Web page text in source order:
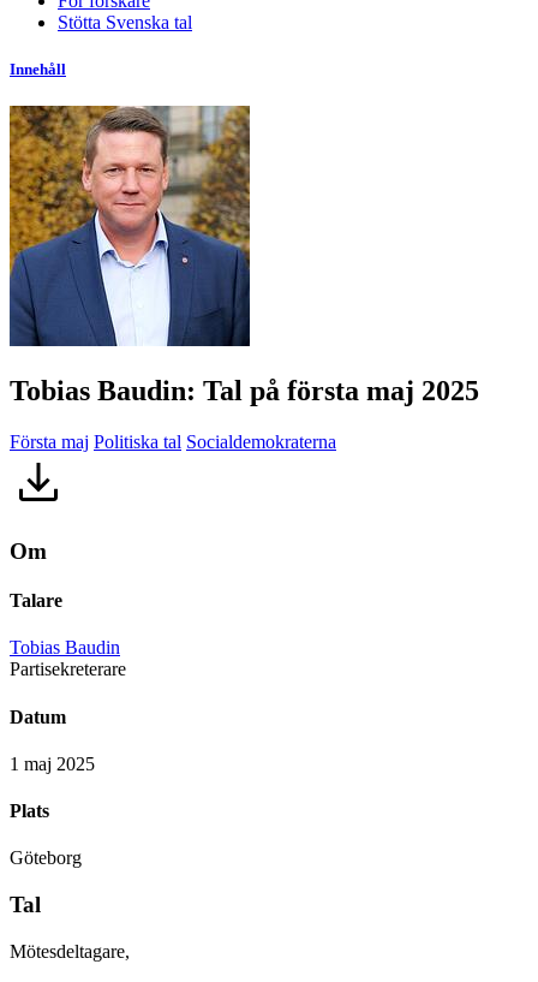
Stötta Svenska tal
Innehåll
Tobias Baudin: Tal på första maj 2025
Första maj Politiska tal Socialdemokraterna
Om
Talare
Tobias Baudin
Partisekreterare
Datum
1 maj 2025
Plats
Göteborg
Tal
Mötesdeltagare,